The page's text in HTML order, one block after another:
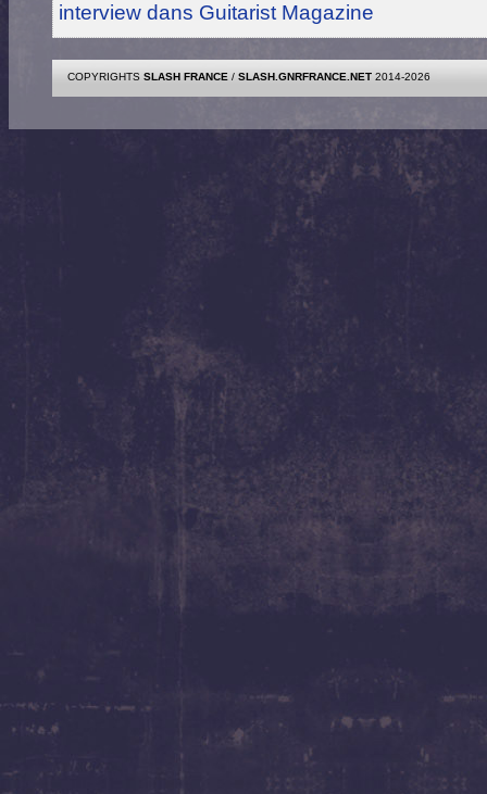
interview dans Guitarist Magazine
COPYRIGHTS SLASH FRANCE / SLASH.GNRFRANCE.NET 2014-2026